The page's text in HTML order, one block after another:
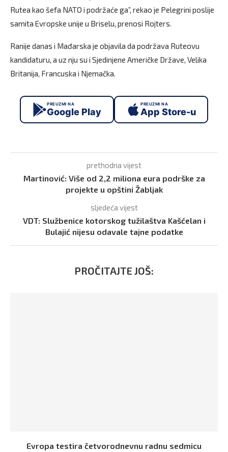
Rutea kao šefa NATO i podržaće ga”, rekao je Pelegrini poslije
samita Evropske unije u Briselu, prenosi Rojters.
Ranije danas i Mađarska je objavila da podržava Ruteovu
kandidaturu, a uz nju su i Sjedinjene Američke Države, Velika
Britanija, Francuska i Njemačka.
PREUZMI NA
Google Play
PREUZMI NA
App Store-u
prethodna vijest
Martinović: Više od 2,2 miliona eura podrške za
projekte u opštini Žabljak
sljedeća vijest
VDT: Službenice kotorskog tužilaštva Kašćelan i
Bulajić nijesu odavale tajne podatke
PROČITAJTE JOŠ:
Evropa testira četvorodnevnu radnu sedmicu